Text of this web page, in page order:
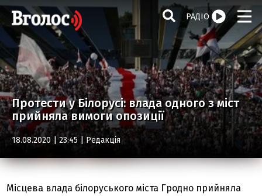
РАДІО
Протести у Білорусі: влада одного з міст
прийняла вимоги опозиції
18.08.2020 | 23:45 | Редакція
Місцева влада білоруського міста Гродно прийняла